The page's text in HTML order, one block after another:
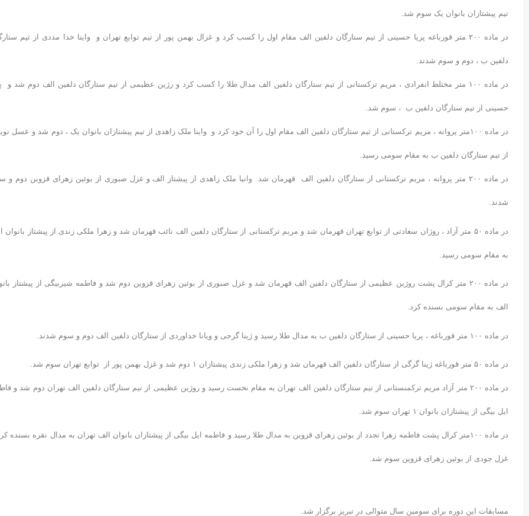
تیم پیشتازان بانوان یک سوم شد.
در ماده ۲۰۰ متر قورباغه پریا حسینی از تیم ستارگان دلفین الف مقام اول را کسب کرد و غزال بهمن پور از تیم توابع تهران و واینا خدا مددی از تیم
دلفین ب ، دوم و سوم شدند.
در ماده ۱۰۰ متر مختلط انفرادی ، مریم ترکستانی از تیم ستارگان دلفین الف مدال طلا را کسب کرد و رژین عظیمی از تیم ستارگان دلفین الف دوم شد و
حسینی از تیم ستارگان دلفین ب ، سوم شد.
در ماده ۱۰۰متر پروانه ، مریم ترکستانی از تیم ستارگان دلفین الف مقام اول را آن خود کرد و واینا ملک زاهدی از تیم پیشتازان بانوان یک ، دوم شد و عسل
از تیم ستارگان دلفین ب به مقام سومی رسید.
در ماده ۲۰۰ متر پروانه ، مریم ترکستانی از ستارگان دلفین الف قهرمان شد وانیا ملک زاهدی از پیشتاز الف و غزل صبوری از بوئین زهرای قزوین دوم و
شدند.
در ماده ۵۰ متر آزاد ، روژان سعادتی از توابع تهران قهرمان شد و مریم ترکستانی از ستارگان دلفین الف نائب قهرمان شد و زهرا ملکی زندی از پیشتاز بانوان
به مقام سومی رسید.
در ماده ۲۰۰ متر کرال پشت روژین عظیمی از ستارگان دلفین الف قهرمان شد و غزل صبوری از بوئین زهرای قزوین دوم شد و فاطمه شیربیگی از پیشتاز
الف به مقام سومی بسنده کرد.
در ماده ۱۰۰ متر قورباغه ، پریا حسینی از ستارگان دلفین ب به مدال طلا رسید و ژینا گرجی و ویانا خداوردی از ستارگان دلفین الف دوم و سوم شدند.
در ماده ۵۰ متر قورباغه ژینا گرگی از ستارگان دلفین الف قهرمان شد و زهرا ملکی زندی پیشتازان ۱ دوم شد و غزل بهمن پور از توابع تهران سوم شد.
در ماده ۲۰۰ متر آزاد مریم ترکمنستانی از تیم ستارگان دلفین الف تهران به مقام نخست رسید و روژین عظیمی از تیم ستارگان دلفین الف تهران دوم شد و
ایل بیگی از پیشتازان بانوان ۱ تهران سوم شد.
در ماده ۱۰۰متر کرال پشت فاطمه زهرا تجدد از بوئین زهرای قزوین به مدال طلا رسید و فاطمه ایل بیگی از پیشتازان بانوان الف تهران به مدال نقره بسنده
غزل جودی از بوئین زهرای قزوین سوم شد.
مسابقات این دوره برای سومین سال متوالی در تبریز برگزار شد.